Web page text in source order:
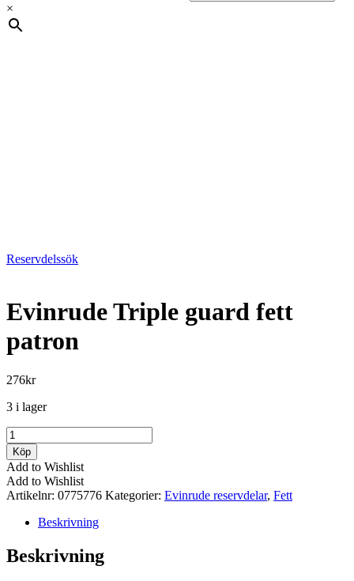
×
Reservdelssök
Evinrude Triple guard fett
patron
276kr
3 i lager
Evinrude
Triple
guard
fett
patron
mängd
Köp
Add to Wishlist
Add to Wishlist
Artikelnr: 0775776 Kategorier: Evinrude reservdelar, Fett
Beskrivning
Beskrivning